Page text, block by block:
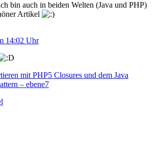
bin auch in beiden Welten (Java und PHP)
Artikel
14:02 Uhr
mit PHP5 Closures und dem Java
– ebene7